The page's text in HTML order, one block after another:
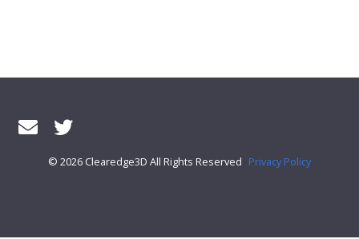
© 2026 Clearedge3D All Rights Reserved Privacy Policy